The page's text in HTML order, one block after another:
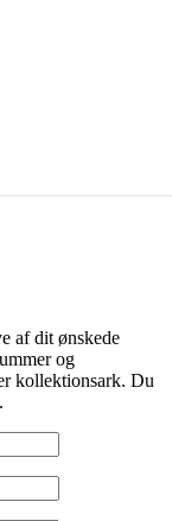
af dit ønskede
og
kollektionsark. Du